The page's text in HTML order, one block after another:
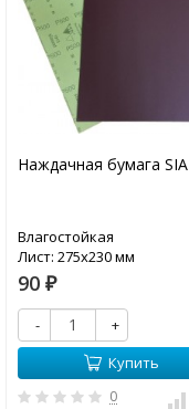
Наждачная бумага SIA
Влагостойкая
Лист: 275х230 мм
90 ₽
-
+
Купить
0